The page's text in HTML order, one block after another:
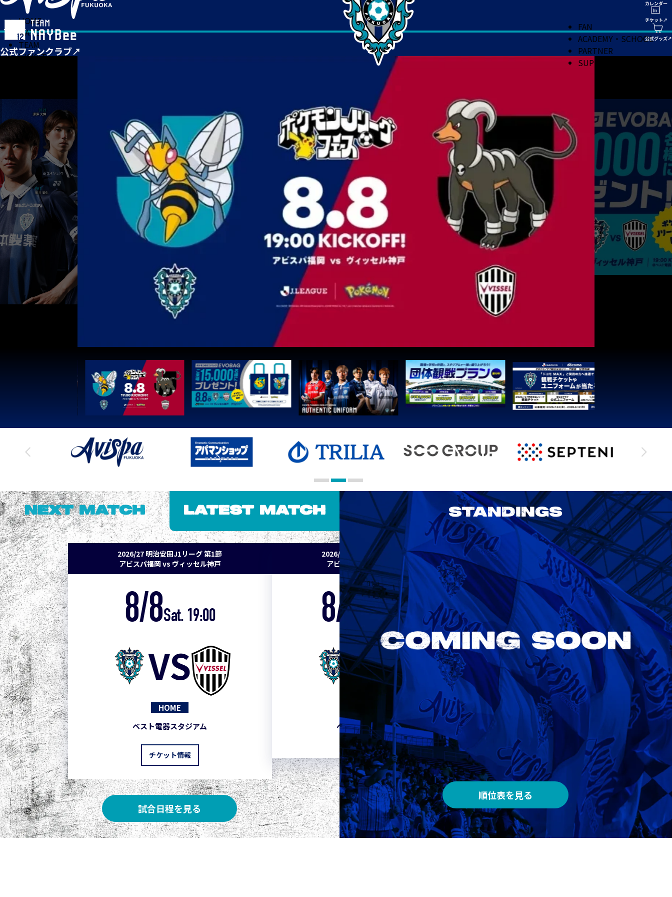
HOME
MATCH
TEAM
TICKET
FAN
ACADEMY・SCHOOL
PARTNER
SUPPORT
NEXT MATCH LATEST MATCH
2026/27 明治安田J1リーグ 第1節
アビスパ福岡 vs ヴィッセル神戸
8/8Sat. 19:00
VS
HOME
ベスト電器スタジアム
チケット情報
2026/27 明治安田J1リーグ 第2節
アビスパ福岡 vs セレッソ大阪
8/15Sat. 19:00
VS
ベスト電器スタジアム
2026/27 明治安田J1リーグ 第3節
アビスパ福岡 vs 鹿島アントラーズ
8/22Sat. 18:00
VS
AWAY
メルカリスタジアム
試合日程を見る
STANDINGS
順位表を見る